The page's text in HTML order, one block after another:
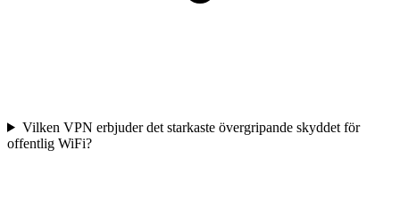
Vilken VPN erbjuder det starkaste övergripande skyddet för
offentlig WiFi?